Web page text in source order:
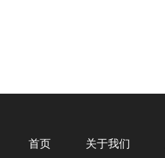
首页 关于我们